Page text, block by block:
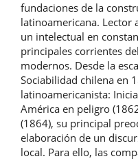
fundaciones de la
latinoamericana. Lector
un intelectual en
principales corrientes
modernos. Desde la
Sociabilidad chilena en
latinoamericanista:
América en peligro
(1864), su principal
elaboración de un
local. Para ello, las